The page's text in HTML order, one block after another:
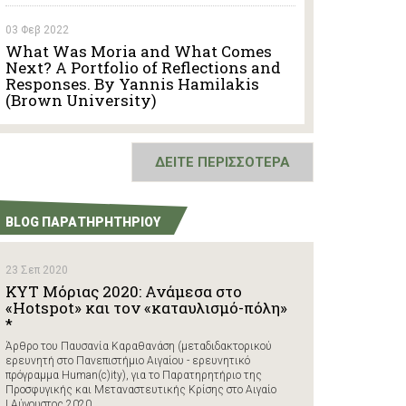
03 Φεβ 2022
What Was Moria and What Comes
Next? A Portfolio of Reflections and
Responses. By Yannis Hamilakis
(Brown University)
ΔΕΙΤΕ ΠΕΡΙΣΣΟΤΕΡΑ
BLOG ΠΑΡΑΤΗΡΗΤΗΡΙΟΥ
23 Σεπ 2020
ΚΥΤ Μόριας 2020: Ανάμεσα στο
«Hotspot» και τον «καταυλισμό-πόλη»
*
Άρθρο του Παυσανία Καραθανάση (μεταδιδακτορικού
ερευνητή στο Πανεπιστήμιο Αιγαίου - ερευνητικό
πρόγραμμα Human(c)ity), για το Παρατηρητήριο της
Προσφυγικής και Μεταναστευτικής Κρίσης στο Αιγαίο